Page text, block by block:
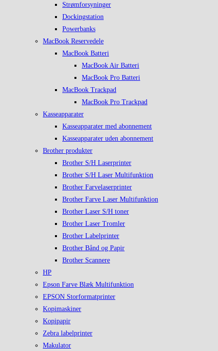
Strømforsyninger
Dockingstation
Powerbanks
MacBook Reservedele
MacBook Batteri
MacBook Air Batteri
MacBook Pro Batteri
MacBook Trackpad
MacBook Pro Trackpad
Kasseapparater
Kasseapparater med abonnement
Kasseapparater uden abonnement
Brother produkter
Brother S/H Laserprinter
Brother S/H Laser Multifunktion
Brother Farvelaserprinter
Brother Farve Laser Multifunktion
Brother Laser S/H toner
Brother Laser Tromler
Brother Labelprinter
Brother Bånd og Papir
Brother Scannere
HP
Epson Farve Blæk Multifunktion
EPSON Storformatprinter
Kopimaskiner
Kopipapir
Zebra labelprinter
Makulator